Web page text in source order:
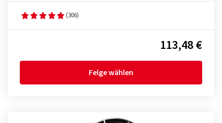
(306)
113,48 €
Felge wählen